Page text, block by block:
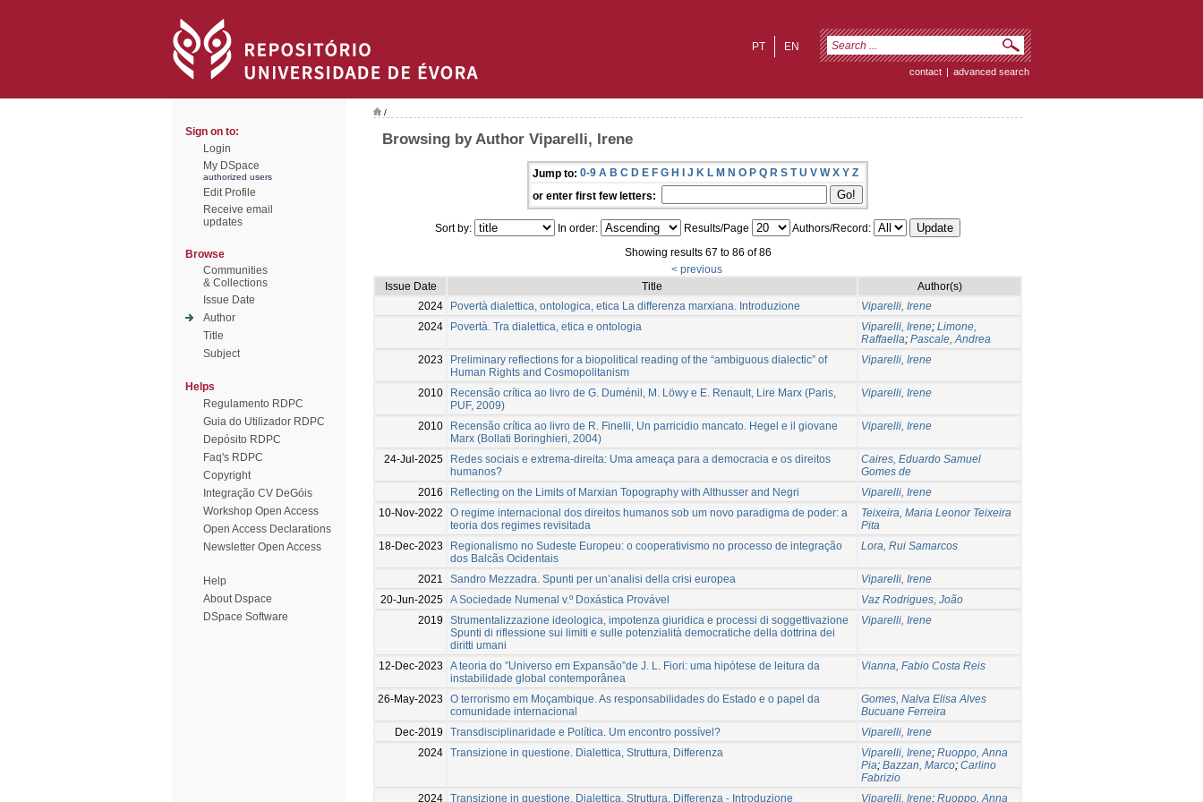
EN
PT
contact | advanced search
Sign on to:
Login
My DSpace
authorized users
Edit Profile
Receive email
updates
Browse
Communities
& Collections
Issue Date
Author
Title
Subject
Helps
Regulamento RDPC
Guia do Utilizador RDPC
Depósito RDPC
Faq's RDPC
Copyright
Integração CV DeGóis
Workshop Open Access
Open Access Declarations
Newsletter Open Access
Help
About Dspace
DSpace Software
/
Browsing by Author Viparelli, Irene
Jump to: 0-9 A B C D E F G H I J K L M N O P Q R S T U V W X Y Z
or enter first few letters:
Sort by: In order: Results/Page
Authors/Record:
Showing results 67 to 86 of 86
< previous
Issue Date
Title
Author(s)
2024
Povertà dialettica, ontologica, etica La differenza marxiana. Introduzione
Viparelli, Irene
2024
Povertà. Tra dialettica, etica e ontologia Viparelli, Irene; Limone,
Raffaella; Pascale, Andrea
2023
Preliminary reflections for a biopolitical reading of the “ambiguous dialectic” of
Human Rights and Cosmopolitanism
Viparelli, Irene
2010
Recensão crítica ao livro de G. Duménil, M. Löwy e E. Renault, Lire Marx (Paris,
PUF, 2009)
Viparelli, Irene
2010
Recensão crítica ao livro de R. Finelli, Un parricidio mancato. Hegel e il giovane
Marx (Bollati Boringhieri, 2004)
Viparelli, Irene
24-Jul-2025
Redes sociais e extrema-direita: Uma ameaça para a democracia e os direitos
humanos?
Caires, Eduardo Samuel
Gomes de
2016
Reflecting on the Limits of Marxian Topography with Althusser and Negri
Viparelli, Irene
10-Nov-2022
O regime internacional dos direitos humanos sob um novo paradigma de poder: a
teoria dos regimes revisitada
Teixeira, Maria Leonor Teixeira
Pita
18-Dec-2023
Regionalismo no Sudeste Europeu: o cooperativismo no processo de integração
dos Balcãs Ocidentais
Lora, Rui Samarcos
2021 Sandro Mezzadra. Spunti per un’analisi della crisi europea
Viparelli, Irene
20-Jun-2025 A Sociedade Numenal v.º Doxástica Provável
Vaz Rodrigues, João
2019
Strumentalizzazione ideologica, impotenza giuridica e processi di soggettivazione
Spunti di riflessione sui limiti e sulle potenzialità democratiche della dottrina dei
diritti umani
Viparelli, Irene
12-Dec-2023
A teoria do ”Universo em Expansão”de J. L. Fiori: uma hipótese de leitura da
instabilidade global contemporânea
Vianna, Fabio Costa Reis
26-May-2023
O terrorismo em Moçambique. As responsabilidades do Estado e o papel da
comunidade internacional
Gomes, Nalva Elisa Alves
Bucuane Ferreira
Dec-2019
Transdisciplinaridade e Política. Um encontro possível?
Viparelli, Irene
2024 Transizione in questione. Dialettica, Struttura, Differenza Viparelli, Irene; Ruoppo, Anna
Pia; Bazzan, Marco; Carlino
Fabrizio
2024 Transizione in questione. Dialettica, Struttura, Differenza - Introduzione Viparelli, Irene; Ruoppo, Anna